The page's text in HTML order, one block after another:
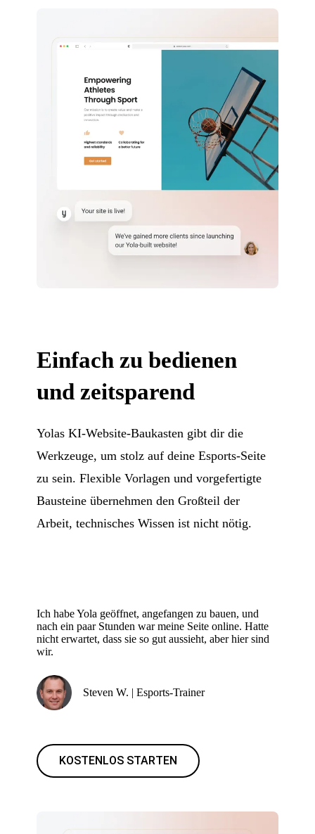
Einfach zu bedienen
und zeitsparend
Yolas KI-Website-Baukasten gibt dir die
Werkzeuge, um stolz auf deine Esports-Seite
zu sein. Flexible Vorlagen und vorgefertigte
Bausteine übernehmen den Großteil der
Arbeit, technisches Wissen ist nicht nötig.
Ich habe Yola geöffnet, angefangen zu bauen, und
nach ein paar Stunden war meine Seite online. Hatte
nicht erwartet, dass sie so gut aussieht, aber hier sind
wir.
Steven W. | Esports-Trainer
KOSTENLOS STARTEN